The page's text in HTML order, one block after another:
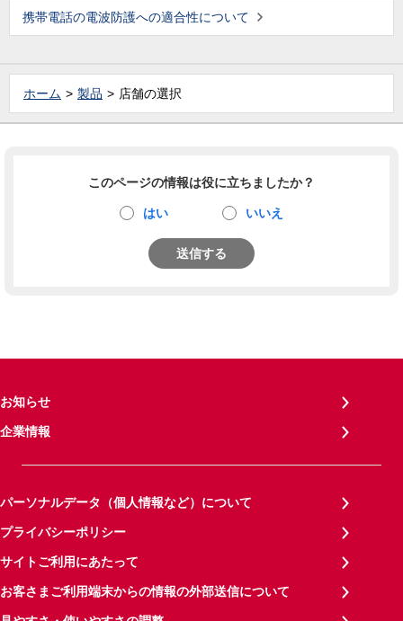
携帯電話の電波防護への適合性について
ホーム 製品 店舗の選択
このページの情報は役に立ちましたか？
はい いいえ
送信する
お知らせ
企業情報
パーソナルデータ（個人情報など）について
プライバシーポリシー
サイトご利用にあたって
お客さまご利用端末からの情報の外部送信について